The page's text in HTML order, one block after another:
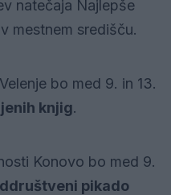
natečaja Najlepše
mestnem središču.
bo med 9. in 13.
knjig.
Konovo bo med 9.
pikado